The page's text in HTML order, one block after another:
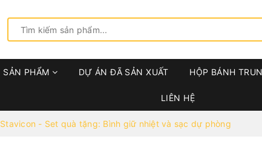
SẢN PHẨM DỰ ÁN ĐÃ SẢN XUẤT HỘP BÁNH
LIÊN HỆ
Stavicon - Set quà tặng: Bình giữ nhiệt và sạc dự phòng